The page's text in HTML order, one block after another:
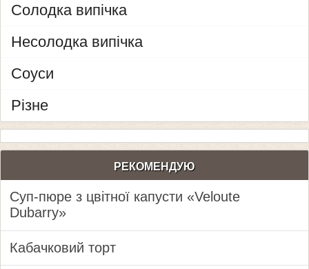
Солодка випічка
Несолодка випічка
Соуси
Різне
РЕКОМЕНДУЮ
Суп-пюре з цвітної капусти «Veloute
Dubarry»
Кабачковий торт